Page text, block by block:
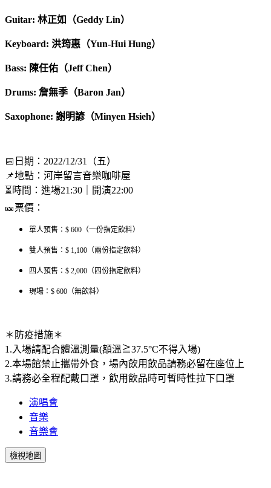
Guitar: 林正如（Geddy Lin）
Keyboard: 洪筠惠（Yun-Hui Hung）
Bass: 陳任佑（Jeff Chen）
Drums: 詹無季（Baron Jan）
Saxophone: 謝明諺 （Minyen Hsieh）
📅日期：2022/12/31（五）
📌地點：河岸留言音樂咖啡屋
⏳時間：進場21:30｜開演22:00
🎫票價：
單人預售：$ 600（一份指定飲料）
雙人預售：$ 1,100（兩份指定飲料）
四人預售：$ 2,000（四份指定飲料）
現場：$ 600（無飲料）
＊防疫措施＊
1.入場請配合體溫測量(額溫≧37.5°C不得入場)
2.本場館禁止攜帶外食，場內飲用飲品請務必留在座位上
3.請務必全程配戴口罩，飲用飲品時可暫時性拉下口罩
演唱會
音樂
音樂會
檢視地圖